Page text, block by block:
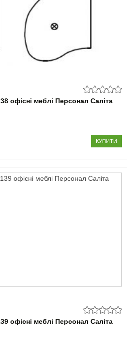
офісні меблі Персонал Саліта
КУПИТИ
офісні меблі Персонал Саліта